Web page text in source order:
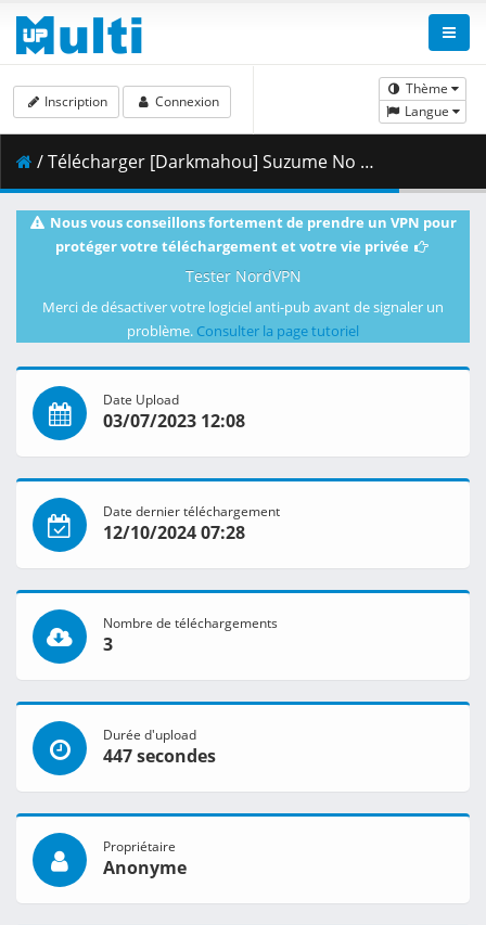
Thème
Langue
Inscription Connexion
/ Télécharger [Darkmahou] Suzume No Tojimari [1080p][HEVC][Multi Sub][ENG][POR-BR].mkv.004 ( 422.40 MB )
Nous vous conseillons fortement de prendre un VPN pour
protéger votre téléchargement et votre vie privée
Tester NordVPN
Merci de désactiver votre logiciel anti-pub avant de signaler un
problème. Consulter la page tutoriel
Date Upload
03/07/2023 12:08
Date dernier téléchargement
12/10/2024 07:28
Nombre de téléchargements
3
Durée d'upload
447 secondes
Propriétaire
Anonyme